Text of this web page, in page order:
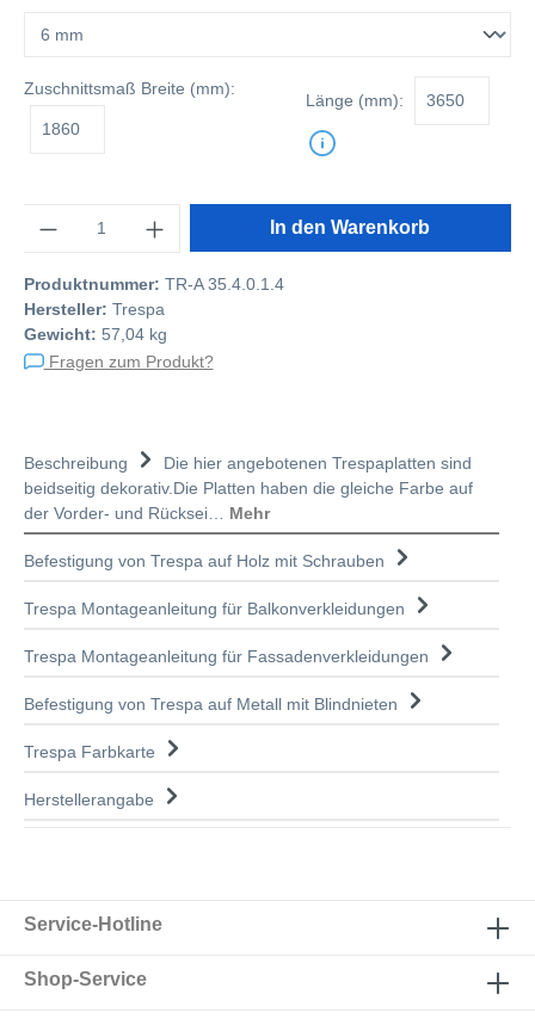
Zuschnittsmaß Breite (mm):
Länge (mm):
In den Warenkorb
Produktnummer: TR-A 35.4.0.1.4
Hersteller: Trespa
Gewicht: 57,04 kg
Fragen zum Produkt?
Beschreibung
Die hier angebotenen Trespaplatten sind
beidseitig dekorativ.Die Platten haben die gleiche Farbe auf
der Vorder- und Rücksei… Mehr
Befestigung von Trespa auf Holz mit Schrauben
Trespa Montageanleitung für Balkonverkleidungen
Trespa Montageanleitung für Fassadenverkleidungen
Befestigung von Trespa auf Metall mit Blindnieten
Trespa Farbkarte
Herstellerangabe
Service-Hotline
Shop-Service